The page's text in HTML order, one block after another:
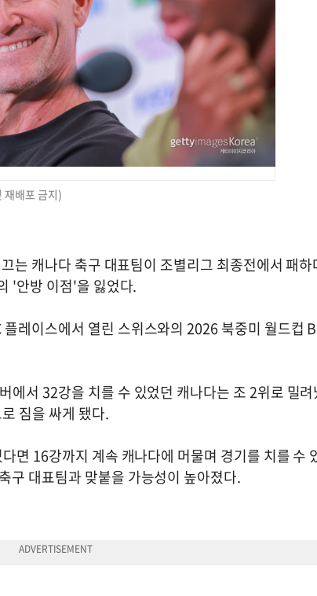
배포 금지)
는 캐나다 축구 대표팀이 조별리그 최종전에서 패
'안방 이점'을 잃었다.
레이스에서 열린 스위스와의 2026 북중미 월드컵
에서 32강을 치를 수 있었던 캐나다는 조 2위로 밀
짐을 싸게 됐다.
면 16강까지 계속 캐나다에 머물며 경기를 치를 수
구 대표팀과 맞붙을 가능성이 높아졌다.